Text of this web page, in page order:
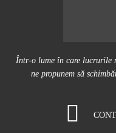
Într-o lume în care lucrurile
ne propunem să